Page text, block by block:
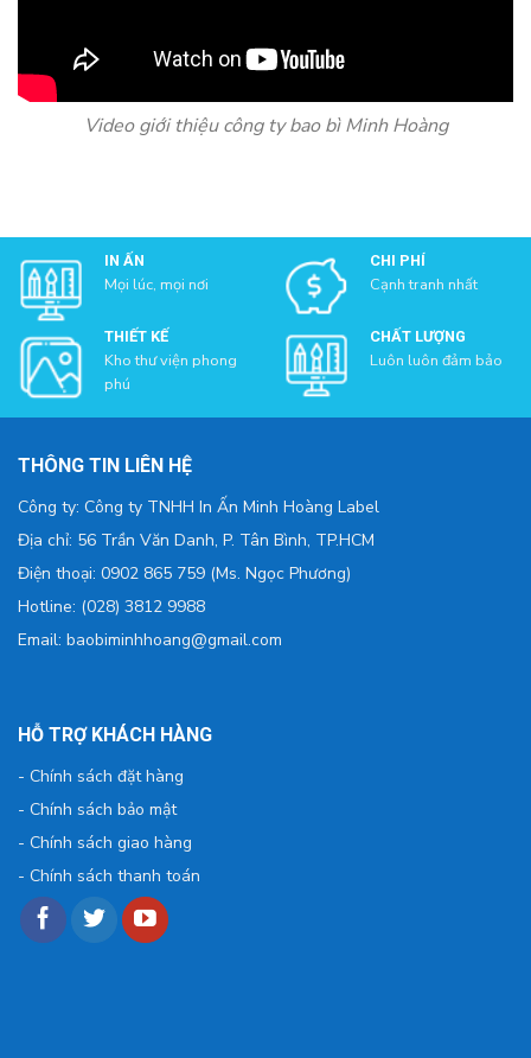
Video giới thiệu công ty bao bì Minh Hoàng
IN ẤN
Mọi lúc, mọi nơi
CHI PHÍ
Cạnh tranh nhất
THIẾT KẾ
Kho thư viện phong
phú
CHẤT LƯỢNG
Luôn luôn đảm bảo
THÔNG TIN LIÊN HỆ
Công ty: Công ty TNHH In Ấn Minh Hoàng Label
Địa chỉ: 56 Trần Văn Danh, P. Tân Bình, TP.HCM
Điện thoại: 0902 865 759 (Ms. Ngọc Phương)
Hotline: (028) 3812 9988
Email: baobiminhhoang@gmail.com
HỖ TRỢ KHÁCH HÀNG
- Chính sách đặt hàng
- Chính sách bảo mật
- Chính sách giao hàng
- Chính sách thanh toán